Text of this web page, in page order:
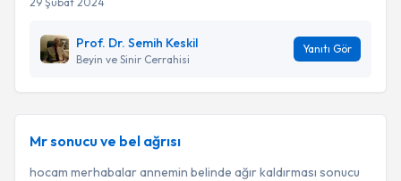
Prof. Dr. Semih Keskil
Beyin ve Sinir Cerrahisi
Yanıtı Gör
Mr sonucu ve bel ağrısı
hocam merhabalar annemin belinde ağır kaldırması sonucu